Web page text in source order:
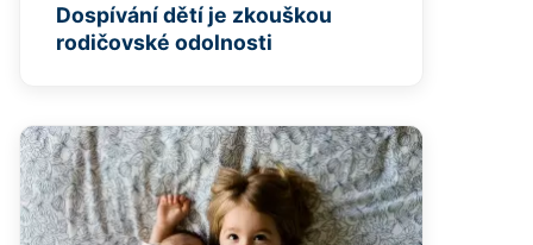
Dospívání dětí je zkouškou
rodičovské odolnosti